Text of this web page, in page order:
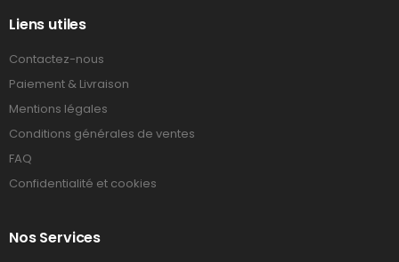
Liens utiles
Contactez-nous
Paiement & Livraison
Mentions légales
Conditions générales de ventes
FAQ
Confidentialité et cookies
Nos Services